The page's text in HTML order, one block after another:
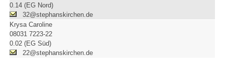
0.14 (EG Nord)
32@stephanskirchen.de
Krysa Caroline
08031 7223-22
0.02 (EG Süd)
22@stephanskirchen.de